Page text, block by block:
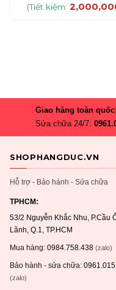
(Tiết kiệm:
Giao hàng toàn quốc|
Sửa chữa 24/7:
SHOPHANGDUC.VN
Hỗ trợ - Bảo hành - Sửa chữa
TPHCM:
53/2 Nguyễn Khắc Nhu, P.Cầu
Lãnh, Q.1, TP.HCM
Mua hàng: 0984.758.438 (zalo)
Bảo hành - sửa chữa:
(zalo)